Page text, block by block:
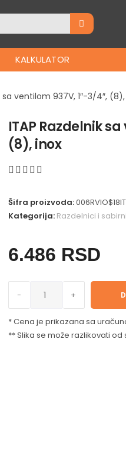
KALKULATOR
sa ventilom 937V, 1″-3/4″,
ITAP Razdelnik
(8), inox
Šifra proizvoda:
Kategorija: Razdelnici i
6.486 RSD
- +
* Cena je prikazana sa
** Slika se može razlikovati